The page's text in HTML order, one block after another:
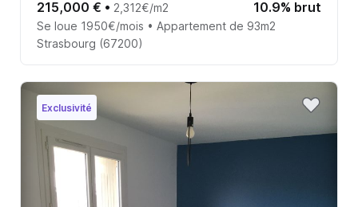
215,000 € • 2,312€/m2 10.9% brut
Se loue 1950€/mois • Appartement de 93m2
Strasbourg (67200)
Exclusivité